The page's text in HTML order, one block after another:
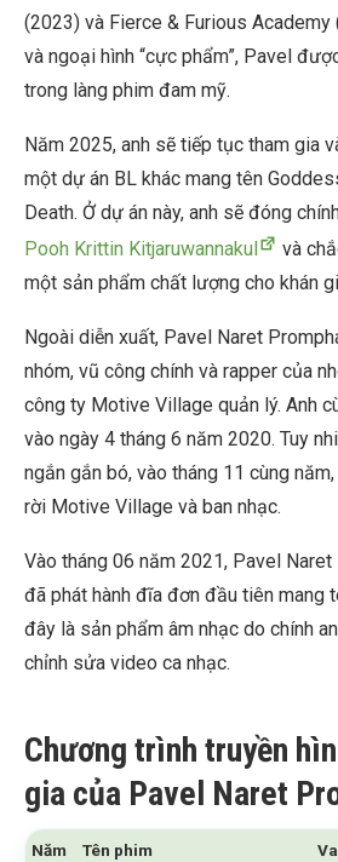
(2023) và Fierce & Furious Academy
và ngoại hình “cực phẩm”, Pavel
trong làng phim đam mỹ.
Năm 2025, anh sẽ tiếp tục tham gia
một dự án BL khác mang tên
Death. Ở dự án này, anh sẽ đóng
Pooh Krittin Kitjaruwannakul
và
một sản phẩm chất lượng cho khán
Ngoài diễn xuất, Pavel Naret
nhóm, vũ công chính và rapper của
công ty Motive Village quản lý. Anh
vào ngày 4 tháng 6 năm 2020. Tuy
ngắn gắn bó, vào tháng 11 cùng
rời Motive Village và ban nhạc.
Vào tháng 06 năm 2021, Pavel
đã phát hành đĩa đơn đầu tiên mang
đây là sản phẩm âm nhạc do chính
chỉnh sửa video ca nhạc.
Chương trình truyền
gia của Pavel Naret
Năm Tên phim